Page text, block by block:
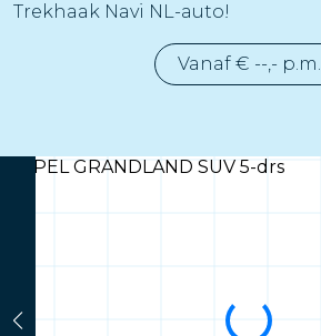
Trekhaak Navi NL-auto!
Vanaf € --,- p.m.